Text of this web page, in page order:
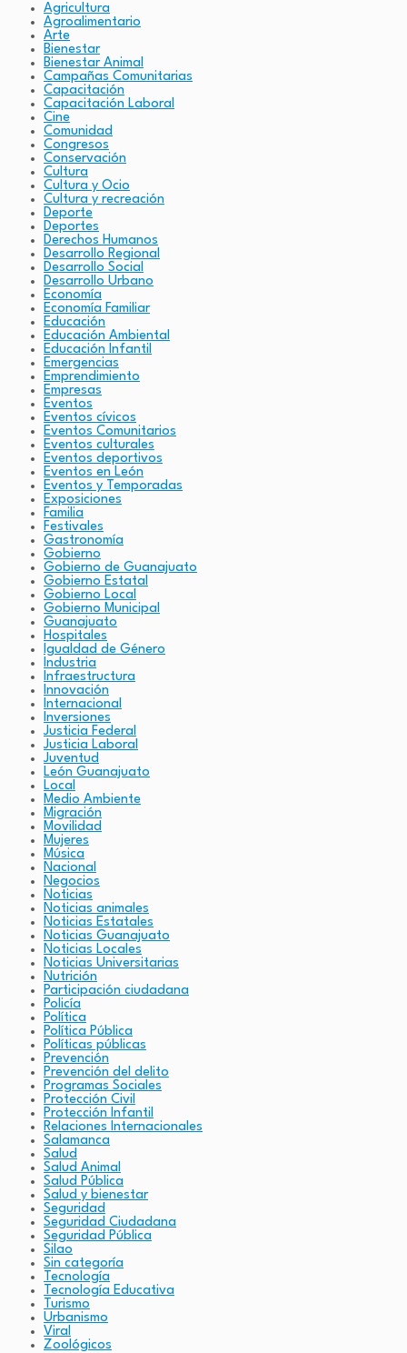
Agricultura
Agroalimentario
Arte
Bienestar
Bienestar Animal
Campañas Comunitarias
Capacitación
Capacitación Laboral
Cine
Comunidad
Congresos
Conservación
Cultura
Cultura y Ocio
Cultura y recreación
Deporte
Deportes
Derechos Humanos
Desarrollo Regional
Desarrollo Social
Desarrollo Urbano
Economía
Economía Familiar
Educación
Educación Ambiental
Educación Infantil
Emergencias
Emprendimiento
Empresas
Eventos
Eventos cívicos
Eventos Comunitarios
Eventos culturales
Eventos deportivos
Eventos en León
Eventos y Temporadas
Exposiciones
Familia
Festivales
Gastronomía
Gobierno
Gobierno de Guanajuato
Gobierno Estatal
Gobierno Local
Gobierno Municipal
Guanajuato
Hospitales
Igualdad de Género
Industria
Infraestructura
Innovación
Internacional
Inversiones
Justicia Federal
Justicia Laboral
Juventud
León Guanajuato
Local
Medio Ambiente
Migración
Movilidad
Mujeres
Música
Nacional
Negocios
Noticias
Noticias animales
Noticias Estatales
Noticias Guanajuato
Noticias Locales
Noticias Universitarias
Nutrición
Participación ciudadana
Policía
Política
Política Pública
Políticas públicas
Prevención
Prevención del delito
Programas Sociales
Protección Civil
Protección Infantil
Relaciones Internacionales
Salamanca
Salud
Salud Animal
Salud Pública
Salud y bienestar
Seguridad
Seguridad Ciudadana
Seguridad Pública
Silao
Sin categoría
Tecnología
Tecnología Educativa
Turismo
Urbanismo
Viral
Zoológicos